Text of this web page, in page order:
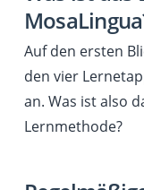
Auf den ersten
den vier
an. Was ist also
Lernmethode?